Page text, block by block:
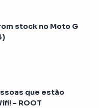
stock no Moto G
que estão
- ROOT